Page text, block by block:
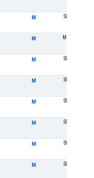
M SE
M M3
M SE
M SE
M SE
M SE
M SE
M SE